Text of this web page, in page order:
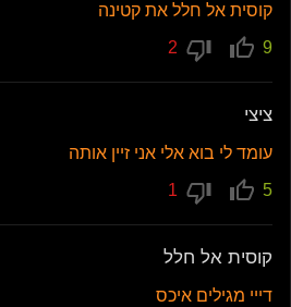
קוסית אל חלל את קטינה
9
ציצי
עומד לי בוא אלי אני זיין אותה
5
קוסית אל חלל
דייי מגילים איכס